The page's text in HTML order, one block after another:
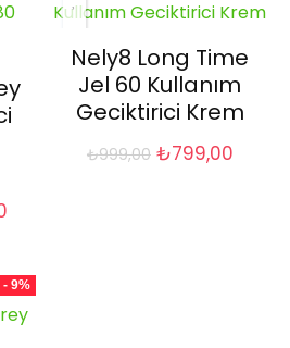
Şu
₺649,00.
Nely8 Long Time
Jel 60 Kullanım
Geciktirici Krem
₺999,00 Orijinal
₺799,00Şu
- 9%